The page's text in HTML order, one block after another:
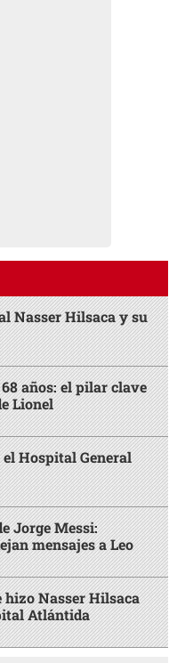
Nasser Hilsaca y su
años: el pilar clave
Lionel
Hospital General
Jorge Messi:
mensajes a Leo
Nasser Hilsaca
Atlántida